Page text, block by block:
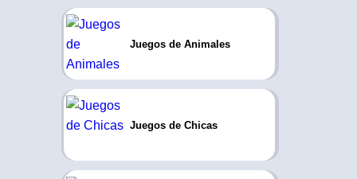
Juegos de Animales
Juegos de Chicas